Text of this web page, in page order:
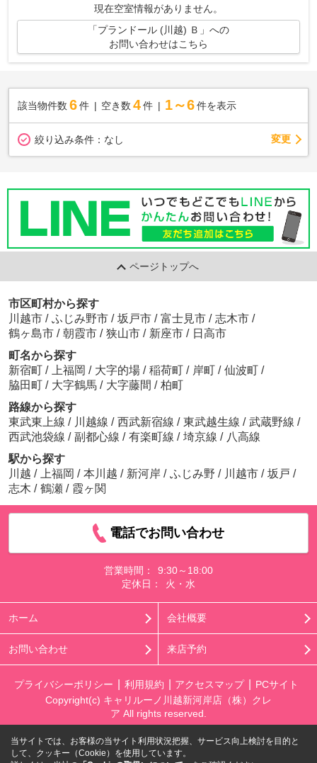
現在空室情報がありません。
「プランドール (川越) Ｂ」への
お問い合わせはこちら
該当物件数 6件 空き数 4 件 1～6 件を表示
絞り込み条件： なし 変更
ページトップへ
市区町村から探す
川越市 / ふじみ野市 / 坂戸市 / 富士見市 / 志木市 /
鶴ヶ島市 / 朝霞市 / 狭山市 / 新座市 / 日高市
町名から探す
新宿町 / 上福岡 / 大字的場 / 稲荷町 / 岸町 / 仙波町 /
脇田町 / 大字鶴馬 / 大字藤間 / 柏町
路線から探す
東武東上線 / 川越線 / 西武新宿線 / 東武越生線 / 武蔵野線 /
西武池袋線 / 副都心線 / 有楽町線 / 埼京線 / 八高線
駅から探す
川越 / 上福岡 / 本川越 / 新河岸 / ふじみ野 / 川越市 / 坂戸 /
志木 / 鶴瀬 / 霞ヶ関
電話でお問い合わせ
営業時間：
9:30～18:00
定休日：
火・水
ホーム 会社概要
お問い合わせ 来店予約
プライバシーポリシー 利用規約 アクセスマップ
PCサイト
Copyright(c) キャリルーノ川越新河岸店（株）クレ
ア All rights reserved.
当サイトでは、お客様の当サイト利用状況把握、サービス向上検討を目的と
して、クッキー（Cookie）を使用しています。